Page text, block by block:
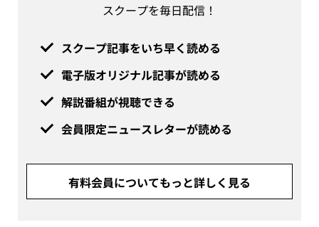
スクープを毎日配信！
スクープ記事をいち早く読める
電子版オリジナル記事が読める
解説番組が視聴できる
会員限定ニュースレターが読める
有料会員についてもっと詳しく見る